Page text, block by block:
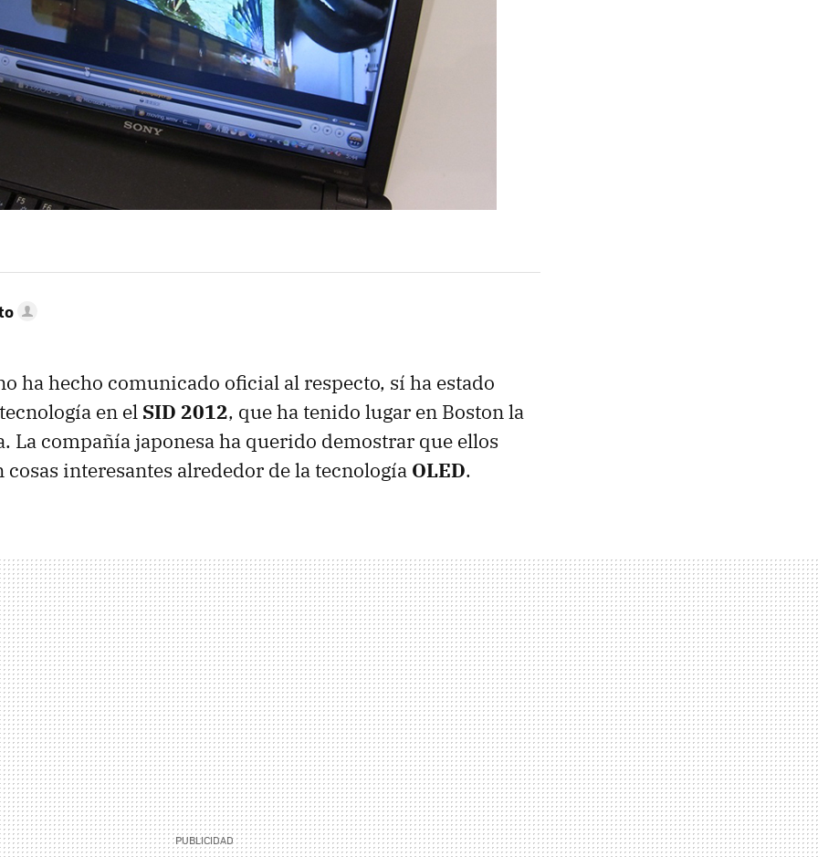
ha hecho comunicado oficial al respecto, sí ha estado
en el SID 2012, que ha tenido lugar en Boston la
La compañía japonesa ha querido demostrar que ellos
interesantes alrededor de la tecnología OLED.